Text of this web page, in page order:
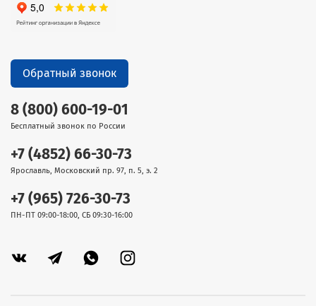
8 (800) 600-19-01
Бесплатный звонок по России
+7 (4852) 66-30-73
Ярославль, Московский пр. 97, п. 5, э. 2
+7 (965) 726-30-73
ПН-ПТ 09:00-18:00, СБ 09:30-16:00
Обратный звонок